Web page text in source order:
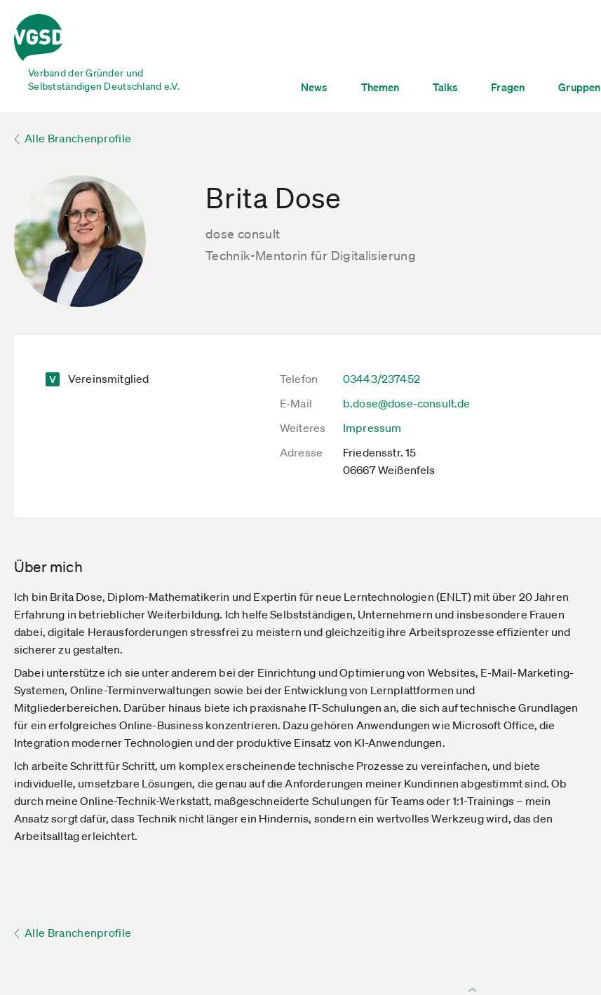
Verband der Gründer und
Selbstständigen Deutschland e.V.
News Themen Talks Fragen Gruppen
Alle Branchenprofile
Brita Dose
dose consult
Technik-Mentorin für Digitalisierung
Vereinsmitglied Telefon
03443/237452
E-Mail
b.dose@dose-consult.de
Weiteres
Impressum
Adresse
Friedensstr. 15
06667 Weißenfels
Über mich
Ich bin Brita Dose, Diplom-Mathematikerin und Expertin für neue Lerntechnologien (ENLT) mit über 20 Jahren
Erfahrung in betrieblicher Weiterbildung. Ich helfe Selbstständigen, Unternehmern und insbesondere Frauen
dabei, digitale Herausforderungen stressfrei zu meistern und gleichzeitig ihre Arbeitsprozesse effizienter und
sicherer zu gestalten.
Dabei unterstütze ich sie unter anderem bei der Einrichtung und Optimierung von Websites, E-Mail-Marketing-
Systemen, Online-Terminverwaltungen sowie bei der Entwicklung von Lernplattformen und
Mitgliederbereichen. Darüber hinaus biete ich praxisnahe IT-Schulungen an, die sich auf technische Grundlagen
für ein erfolgreiches Online-Business konzentrieren. Dazu gehören Anwendungen wie Microsoft Office, die
Integration moderner Technologien und der produktive Einsatz von KI-Anwendungen.
Ich arbeite Schritt für Schritt, um komplex erscheinende technische Prozesse zu vereinfachen, und biete
individuelle, umsetzbare Lösungen, die genau auf die Anforderungen meiner Kundinnen abgestimmt sind. Ob
durch meine Online-Technik-Werkstatt, maßgeschneiderte Schulungen für Teams oder 1:1-Trainings – mein
Ansatz sorgt dafür, dass Technik nicht länger ein Hindernis, sondern ein wertvolles Werkzeug wird, das den
Arbeitsalltag erleichtert.
Alle Branchenprofile